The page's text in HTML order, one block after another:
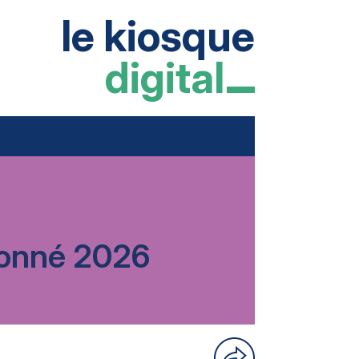
le kiosque
digital
2026